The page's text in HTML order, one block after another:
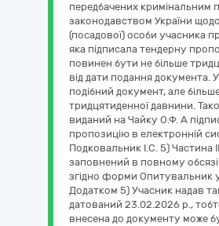
передбачених кримінальним
законодавством України
(посадової) особи учасника
яка підписала тендерну
повинен бути не більше
від дати подання документа.
подібний документ, але
тридцятиденної давнини.
виданий на Чайку О.Ф. А
пропозицію в електронній
Подковальник І.С. 5) Частина
заповнений в повному обсязі
згідно форми Опитувальник
Додатком 5) Учасник надав
датований 23.02.2026 р.,
внесена до документу може